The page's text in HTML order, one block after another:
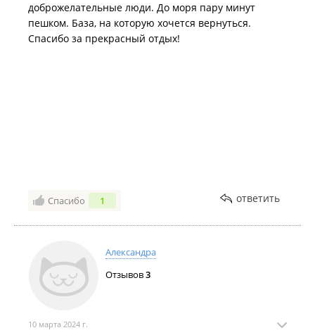
доброжелательные люди. До моря пару минут
пешком. База, на которую хочется вернуться.
Спасибо за прекрасный отдых!
Спасибо 1 ответить
Александра
Отзывов3
10 марта 2024 г.